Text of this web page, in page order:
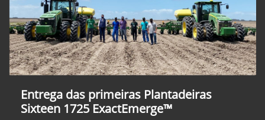
Entrega das primeiras Plantadeiras
Sixteen 1725 ExactEmerge™